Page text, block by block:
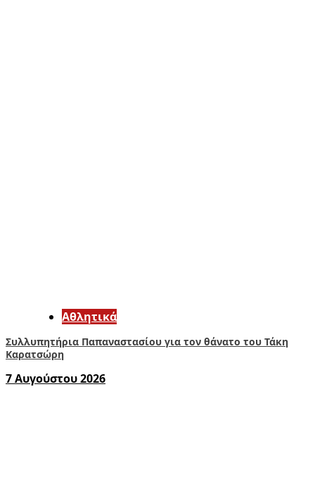
Αθλητικά
Συλλυπητήρια Παπαναστασίου για τον θάνατο του Τάκη
Καρατσώρη
7 Αυγούστου 2026